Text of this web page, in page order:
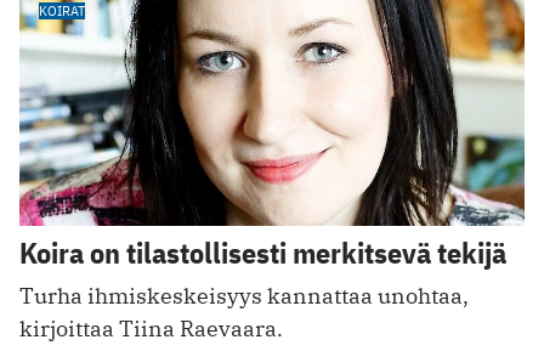
KOIRAT
Koira on tilastollisesti merkitsevä tekijä
Turha ihmiskeskeisyys kannattaa unohtaa,
kirjoittaa Tiina Raevaara.